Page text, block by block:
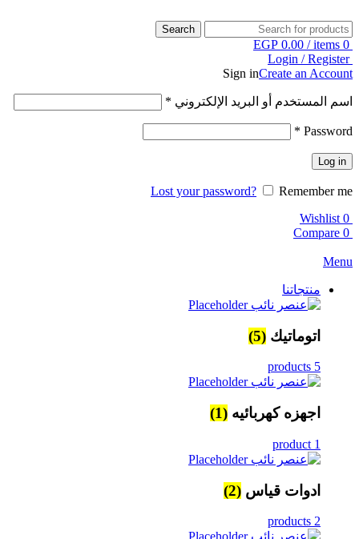
Search
0
items
/
EGP 0.00
Login / Register
Sign inCreate an Account
اسم المستخدم أو البريد الإلكتروني *
Password
*
Log in
Lost your password?
Remember me
0
Wishlist
0
Compare
Menu
منتجاتنا
اتوماتيك (5)
5 products
اجهزه كهربائيه (1)
1 product
ادوات قياس (2)
2 products